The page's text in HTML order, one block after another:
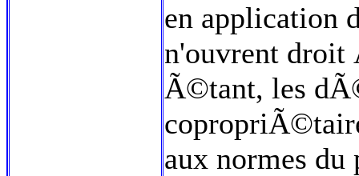
en application
n'ouvrent
Ã©tant, les
aux normes du